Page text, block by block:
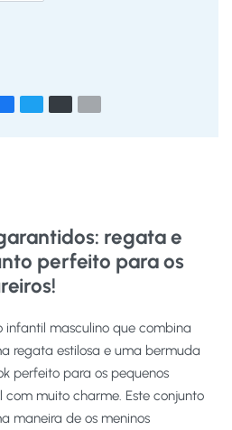
regata e
perfeito para os
infantil masculino que combina
regata estilosa e uma bermuda
perfeito para os pequenos
com muito charme. Este conjunto
maneira de os meninos